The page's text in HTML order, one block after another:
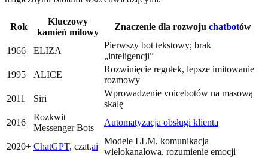
Rok
Kluczowy
kamień milowy
Znaczenie dla rozwoju chatbotów
1966 ELIZA
Pierwszy bot tekstowy; brak
„inteligencji”
1995
ALICE
Rozwinięcie regułek, lepsze imitowanie
rozmowy
2011
Siri
Wprowadzenie voicebotów na masową
skalę
2016
Rozkwit
Messenger Bots
Automatyzacja obsługi klienta
2020+ ChatGPT, czat.ai
Modele LLM, komunikacja
wielokanałowa, rozumienie emocji